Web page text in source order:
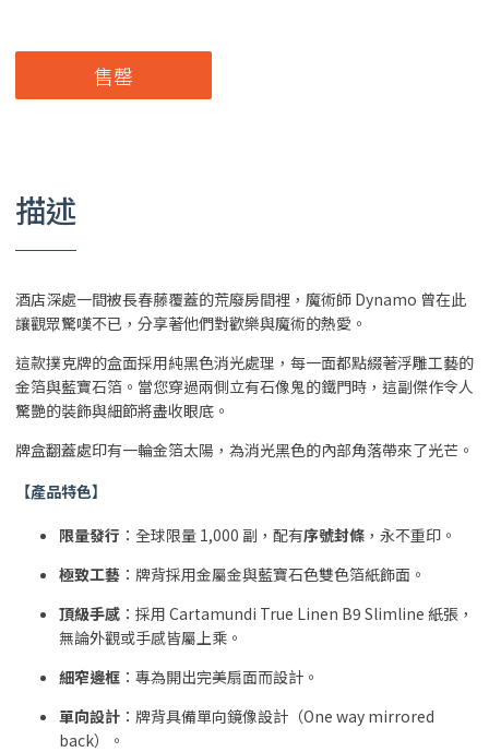
售罄
描述
酒店深處一間被長春藤覆蓋的荒廢房間裡，魔術師 Dynamo 曾在此
讓觀眾驚嘆不已，分享著他們對歡樂與魔術的熱愛。
這款撲克牌的盒面採用純黑色消光處理，每一面都點綴著浮雕工藝的
金箔與藍寶石箔。當您穿過兩側立有石像鬼的鐵門時，這副傑作令人
驚艷的裝飾與細節將盡收眼底。
牌盒翻蓋處印有一輪金箔太陽，為消光黑色的內部角落帶來了光芒。
【產品特色】
限量發行 ：全球限量 1,000 副，配有序號封條 ，永不重印。
極致工藝 ：牌背採用金屬金與藍寶石色雙色箔紙飾面。
頂級手感 ：採用 Cartamundi True Linen B9 Slimline 紙張，
無論外觀或手感皆屬上乘。
細窄邊框 ：專為開出完美扇面而設計。
單向設計 ：牌背具備單向鏡像設計（One way mirrored
back）。